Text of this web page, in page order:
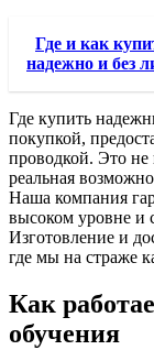
Где и как
надежно и без
Где купить
покупкой,
проводкой. Это не
реальная
Наша компания
высоком уровне и
Изготовление и
где мы на страже
Как
обучения